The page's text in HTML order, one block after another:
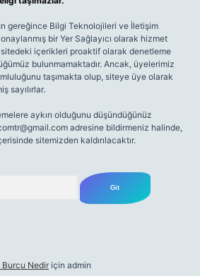
gereğince Bilgi Teknolojileri ve İletişim
bir Yer Sağlayıcı olarak hizmet
içerikleri proaktif olarak denetleme
bulunmamaktadır. Ancak, üyelerimiz
taşımakta olup, siteye üye olarak
sayılırlar.
aykırı olduğunu düşündüğünüz
adresine bildirmeniz halinde,
sitemizden kaldırılacaktır.
Burcu Nedir için admin